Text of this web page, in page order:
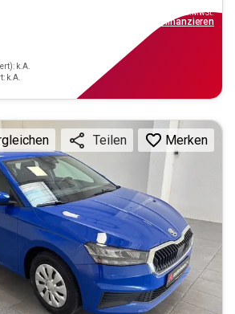
k.A.
k.A.
inkl.MwSt.
finanzieren
Teilen Merken